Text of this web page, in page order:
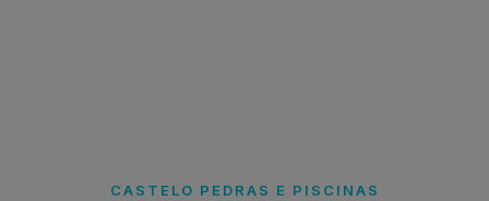
CASTELO PEDRAS E PISCINAS